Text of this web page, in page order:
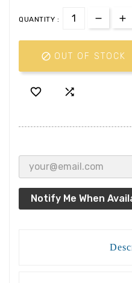
QUANTITY :
 OUT OF STOCK
 
Notify Me When